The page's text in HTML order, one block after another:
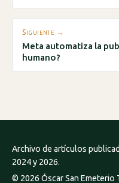
Siguiente →
Meta automatiza la
humano?
Archivo de artículos
2024 y 2026.
© 2026 Óscar San Emeterio